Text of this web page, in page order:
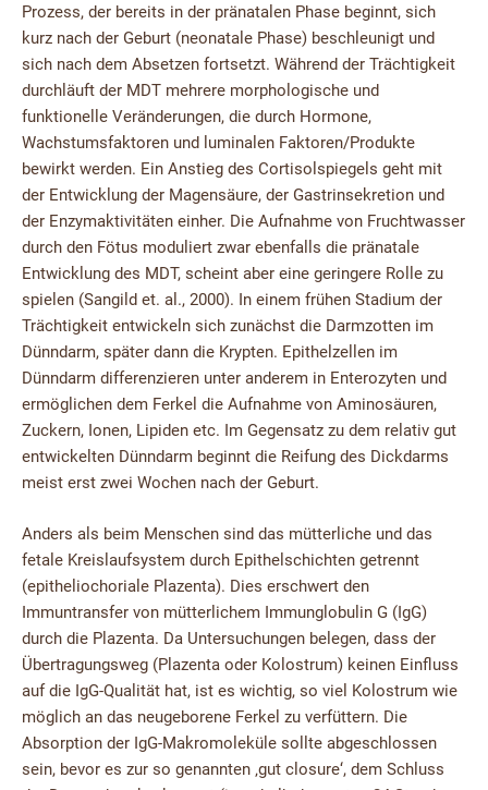
Prozess, der bereits in der pränatalen Phase beginnt, sich
kurz nach der Geburt (neonatale Phase) beschleunigt und
sich nach dem Absetzen fortsetzt. Während der Trächtigkeit
durchläuft der MDT mehrere morphologische und
funktionelle Veränderungen, die durch Hormone,
Wachstumsfaktoren und luminalen Faktoren/Produkte
bewirkt werden. Ein Anstieg des Cortisolspiegels geht mit
der Entwicklung der Magensäure, der Gastrinsekretion und
der Enzymaktivitäten einher. Die Aufnahme von Fruchtwasser
durch den Fötus moduliert zwar ebenfalls die pränatale
Entwicklung des MDT, scheint aber eine geringere Rolle zu
spielen (Sangild et. al., 2000). In einem frühen Stadium der
Trächtigkeit entwickeln sich zunächst die Darmzotten im
Dünndarm, später dann die Krypten. Epithelzellen im
Dünndarm differenzieren unter anderem in Enterozyten und
ermöglichen dem Ferkel die Aufnahme von Aminosäuren,
Zuckern, Ionen, Lipiden etc. Im Gegensatz zu dem relativ gut
entwickelten Dünndarm beginnt die Reifung des Dickdarms
meist erst zwei Wochen nach der Geburt.
Anders als beim Menschen sind das mütterliche und das
fetale Kreislaufsystem durch Epithelschichten getrennt
(epitheliochoriale Plazenta). Dies erschwert den
Immuntransfer von mütterlichem Immunglobulin G (IgG)
durch die Plazenta. Da Untersuchungen belegen, dass der
Übertragungsweg (Plazenta oder Kolostrum) keinen Einfluss
auf die IgG-Qualität hat, ist es wichtig, so viel Kolostrum wie
möglich an das neugeborene Ferkel zu verfüttern. Die
Absorption der IgG-Makromoleküle sollte abgeschlossen
sein, bevor es zur so genannten ‚gut closure‘, dem Schluss